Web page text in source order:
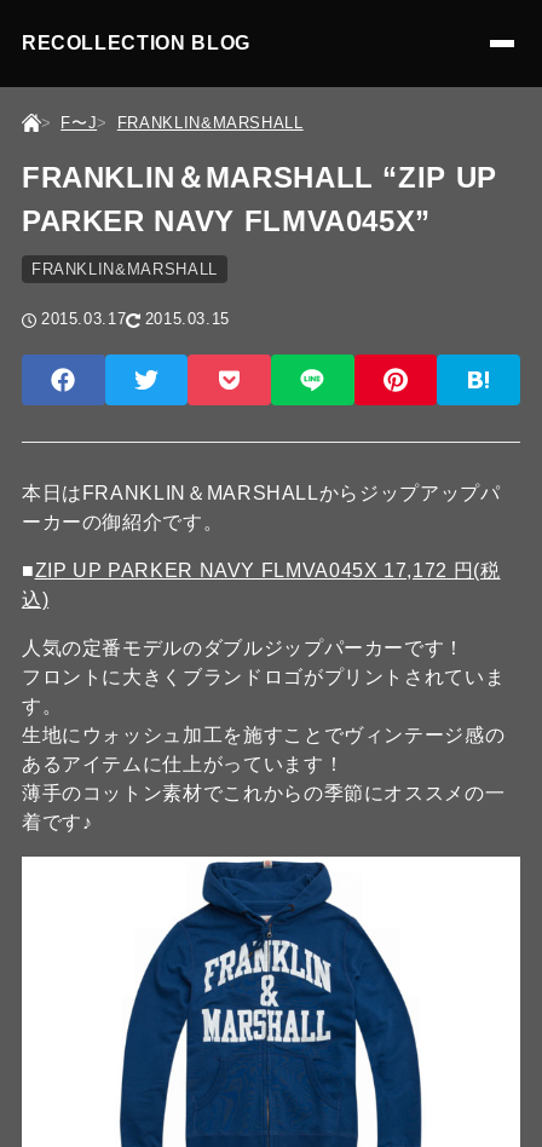
RECOLLECTION BLOG
F〜J FRANKLIN&MARSHALL
FRANKLIN＆MARSHALL “ZIP UP
PARKER NAVY FLMVA045X”
FRANKLIN&MARSHALL
2015.03.17 2015.03.15
本日はFRANKLIN＆MARSHALLからジップアップパ
ーカーの御紹介です。
■ZIP UP PARKER NAVY FLMVA045X 17,172 円(税
込)
人気の定番モデルのダブルジップパーカーです！
フロントに大きくブランドロゴがプリントされていま
す。
生地にウォッシュ加工を施すことでヴィンテージ感の
あるアイテムに仕上がっています！
薄手のコットン素材でこれからの季節にオススメの一
着です♪